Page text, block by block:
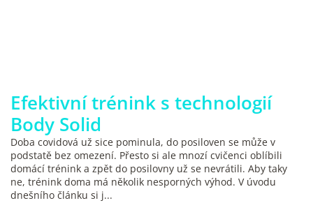
Efektivní trénink s technologií
Body Solid
Doba covidová už sice pominula, do posiloven se může v
podstatě bez omezení. Přesto si ale mnozí cvičenci oblíbili
domácí trénink a zpět do posilovny už se nevrátili. Aby taky
ne, trénink doma má několik nesporných výhod. V úvodu
dnešního článku si j...